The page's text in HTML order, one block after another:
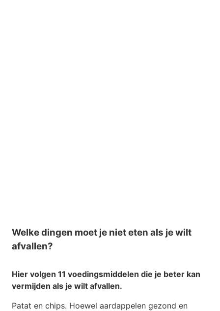
Welke dingen moet je niet eten als je wilt
afvallen?
Hier volgen 11 voedingsmiddelen die je beter kan
vermijden als je wilt afvallen.
Patat en chips. Hoewel aardappelen gezond en